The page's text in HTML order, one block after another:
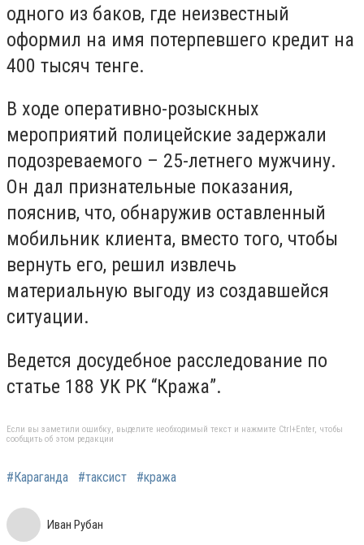
одного из баков, где неизвестный
оформил на имя потерпевшего кредит на
400 тысяч тенге.
В ходе оперативно-розыскных
мероприятий полицейские задержали
подозреваемого – 25-летнего мужчину.
Он дал признательные показания,
пояснив, что, обнаружив оставленный
мобильник клиента, вместо того, чтобы
вернуть его, решил извлечь
материальную выгоду из создавшейся
ситуации.
Ведется досудебное расследование по
статье 188 УК РК “Кража”.
Если вы заметили ошибку, выделите необходимый текст и нажмите Ctrl+Enter, чтобы
сообщить об этом редакции
#Караганда #таксист #кража
Иван Рубан